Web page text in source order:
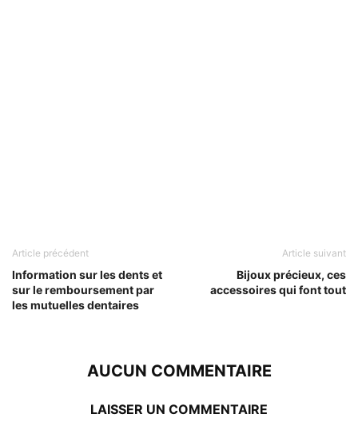
Article précédent
Information sur les dents et
sur le remboursement par
les mutuelles dentaires
Article suivant
Bijoux précieux, ces
accessoires qui font tout
AUCUN COMMENTAIRE
LAISSER UN COMMENTAIRE